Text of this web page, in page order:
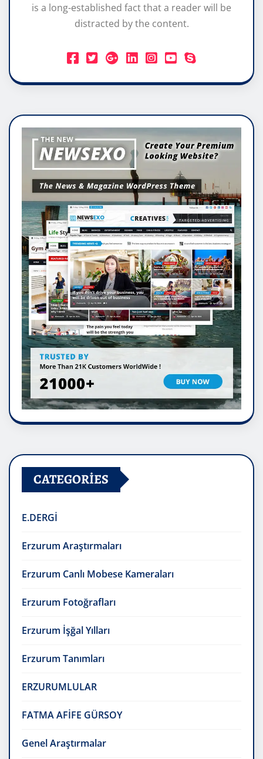
is a long-established fact that a reader will be
distracted by the content.
CATEGORIES
E.DERGİ
Erzurum Araştırmaları
Erzurum Canlı Mobese Kameraları
Erzurum Fotoğrafları
Erzurum İşğal Yılları
Erzurum Tanımları
ERZURUMLULAR
FATMA AFİFE GÜRSOY
Genel Araştırmalar